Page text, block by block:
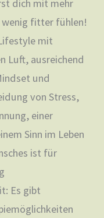
dich mit mehr
wenig fitter fühlen!
mit
Luft, ausreichend
und
von Stress,
einer
Sinn im Leben
ist für
Es gibt